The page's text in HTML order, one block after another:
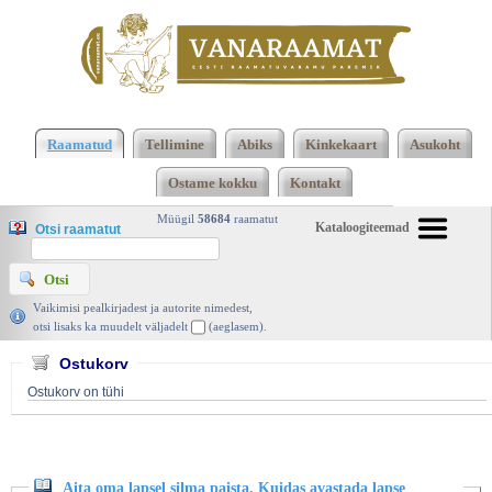
lapsel silma paista. Kuidas avastada lapse
peidetud andeid, Bernadette Tynan, Pegasus 2009 |
vanaraamat. ee
Raamatud Tellimine Abiks Kinkekaart Asukoht
Ostame kokku Kontakt
Kataloogiteemad
Müügil 58684 raamatut
Otsi raamatut
Vaikimisi pealkirjadest ja autorite nimedest,
otsi lisaks ka muudelt väljadelt
(aeglasem).
Ostukorv
Ostukorv on tühi
Aita oma lapsel silma paista. Kuidas avastada lapse